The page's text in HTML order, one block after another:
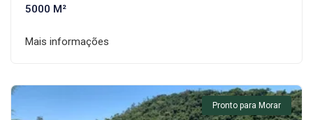
5000 M²
Mais informações
Pronto para Morar